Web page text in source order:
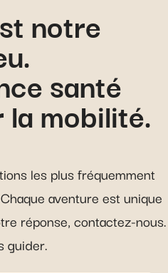
notre
santé
mobilité.
les plus fréquemment
aventure est unique
réponse, contactez-nous.
guider.